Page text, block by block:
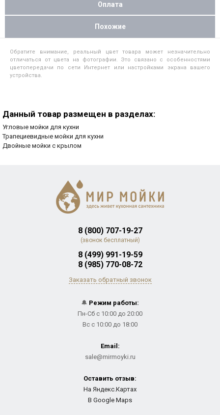
Оплата
Похожие
Обратите внимание, реальный цвет товара может незначительно
отличаться от цвета на фотографии. Это связано с особенностями
цветопередачи по сети Интернет или настройками экрана вашего
устройства.
Данный товар размещен в разделах:
Угловые мойки для кухни
Трапециевидные мойки для кухни
Двойные мойки с крылом
8 (800) 707-19-27
(звонок бесплатный)
8 (499) 991-19-59
8 (985) 770-08-72
Заказать обратный звонок
🔔 Режим работы:
Пн-Сб с 10:00 до 20:00
Вс с 10:00 до 18:00
Email:
sale@mirmoyki.ru
Оставить отзыв:
На Яндекс.Картах
В Google Maps